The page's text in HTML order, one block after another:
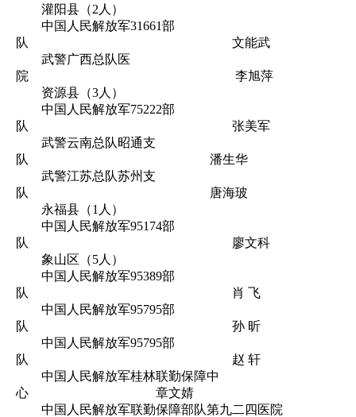
灌阳县（2人）
中国人民解放军31661部
队 文能武
武警广西总队医
院 李旭萍
资源县（3人）
中国人民解放军75222部
队 张美军
武警云南总队昭通支
队 潘生华
武警江苏总队苏州支
队 唐海玻
永福县（1人）
中国人民解放军95174部
队 廖文科
象山区（5人）
中国人民解放军95389部
队 肖 飞
中国人民解放军95795部
队 孙 昕
中国人民解放军95795部
队 赵 轩
中国人民解放军桂林联勤保障中
心 章文婧
中国人民解放军联勤保障部队第九二四医院